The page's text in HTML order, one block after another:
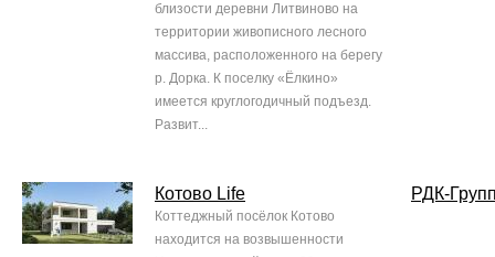
близости деревни Литвиново на
территории живописного лесного
массива, расположенного на берегу
р. Дорка. К поселку «Ёлкино»
имеется круглогодичный подъезд.
Развит...
Котово Life
Коттеджный посёлок Котово
находится на возвышенности
РДК-